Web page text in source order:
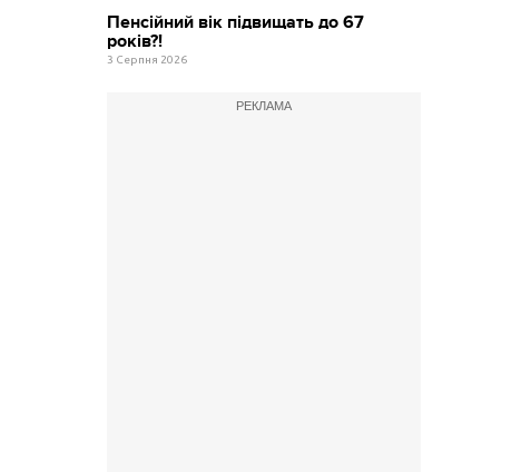
Пенсійний вік підвищать до 67
років?!
3 Серпня 2026
РЕКЛАМА